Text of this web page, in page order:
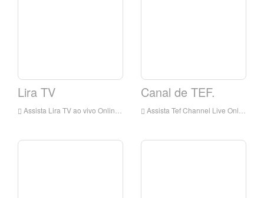
Lira TV
Assista Lira TV ao vivo Online, Kora TV HD Live Streaming, Lira TV Watch TV ao vivo da Itália
Canal de TEF.
Assista Tef Channel Live Online, TEF Channel HD Live Streaming, TEF Channel Watch Live TV da Itália